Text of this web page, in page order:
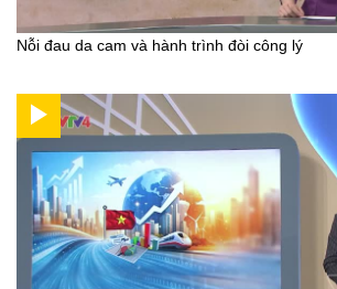
Nỗi đau da cam và hành trình đòi công lý